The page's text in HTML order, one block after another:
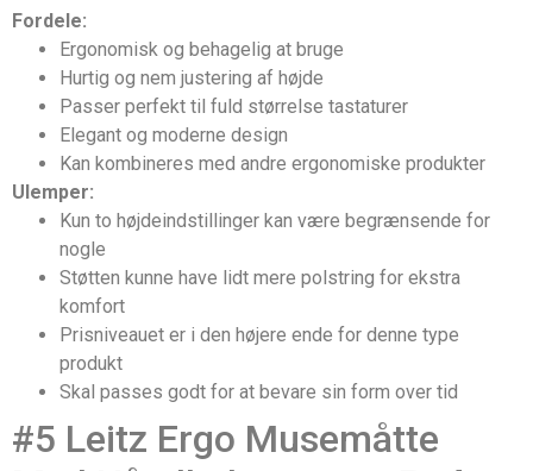
Fordele:
Ergonomisk og behagelig at bruge
Hurtig og nem justering af højde
Passer perfekt til fuld størrelse tastaturer
Elegant og moderne design
Kan kombineres med andre ergonomiske produkter
Ulemper:
Kun to højdeindstillinger kan være begrænsende for
nogle
Støtten kunne have lidt mere polstring for ekstra
komfort
Prisniveauet er i den højere ende for denne type
produkt
Skal passes godt for at bevare sin form over tid
#5 Leitz Ergo Musemåtte